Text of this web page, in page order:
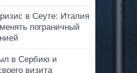
в Сеуте: Италия
пограничный
в Сербию и
визита